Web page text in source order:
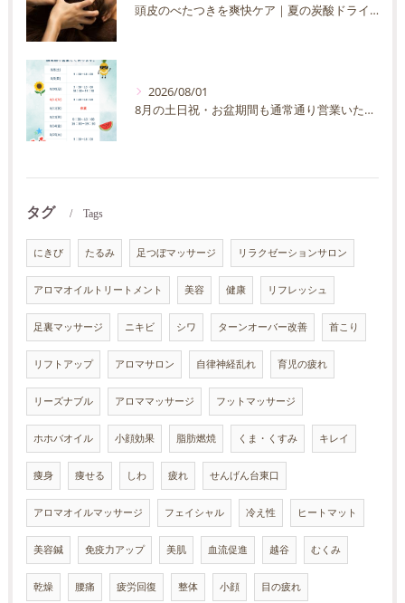
頭皮のべたつきを爽快ケア｜夏の炭酸ドライヘッドスパ完全ガイド
2026/08/01
8月の土日祝・お盆期間も通常通り営業いたします
タグ Tags
にきび たるみ 足つぼマッサージ リラクゼーションサロン
アロマオイルトリートメント 美容 健康 リフレッシュ
足裏マッサージ ニキビ シワ ターンオーバー改善 首こり
リフトアップ アロマサロン 自律神経乱れ 育児の疲れ
リーズナブル アロママッサージ フットマッサージ
ホホバオイル 小顔効果 脂肪燃焼 くま・くすみ キレイ
痩身 痩せる しわ 疲れ せんげん台東口
アロマオイルマッサージ フェイシャル 冷え性 ヒートマット
美容鍼 免疫力アップ 美肌 血流促進 越谷 むくみ
乾燥 腰痛 疲労回復 整体 小顔 目の疲れ